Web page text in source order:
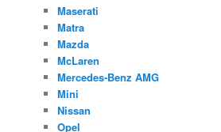
Maserati
Matra
Mazda
McLaren
Mercedes-Benz AMG
Mini
Nissan
Opel